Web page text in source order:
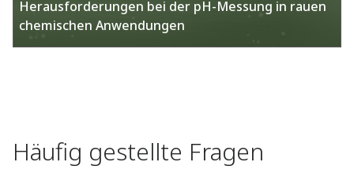
Herausforderungen bei der pH-Messung in rauen
chemischen Anwendungen​
Häufig gestellte Fragen​